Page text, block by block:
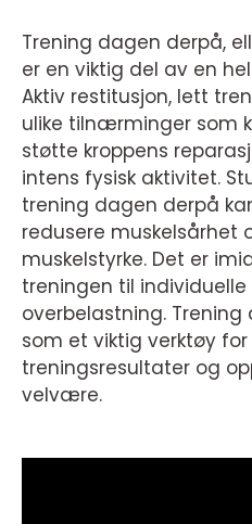
Trening dagen derpå,
er en viktig del av en
Aktiv restitusjon, lett
ulike tilnærminger som
støtte kroppens
intens fysisk aktivitet.
trening dagen derpå
redusere muskelsårhet
muskelstyrke. Det er
treningen til
overbelastning.
som et viktig verktøy
treningsresultater og
velvære.